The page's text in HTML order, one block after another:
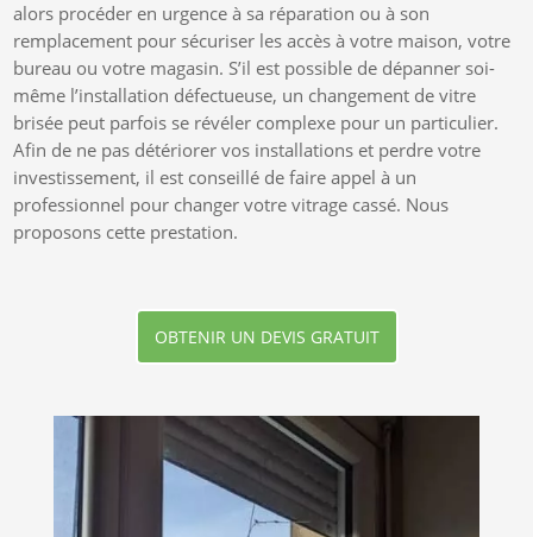
alors procéder en urgence à sa réparation ou à son
remplacement pour sécuriser les accès à votre maison, votre
bureau ou votre magasin. S’il est possible de dépanner soi-
même l’installation défectueuse, un changement de vitre
brisée peut parfois se révéler complexe pour un particulier.
Afin de ne pas détériorer vos installations et perdre votre
investissement, il est conseillé de faire appel à un
professionnel pour changer votre vitrage cassé. Nous
proposons cette prestation.
OBTENIR UN DEVIS GRATUIT